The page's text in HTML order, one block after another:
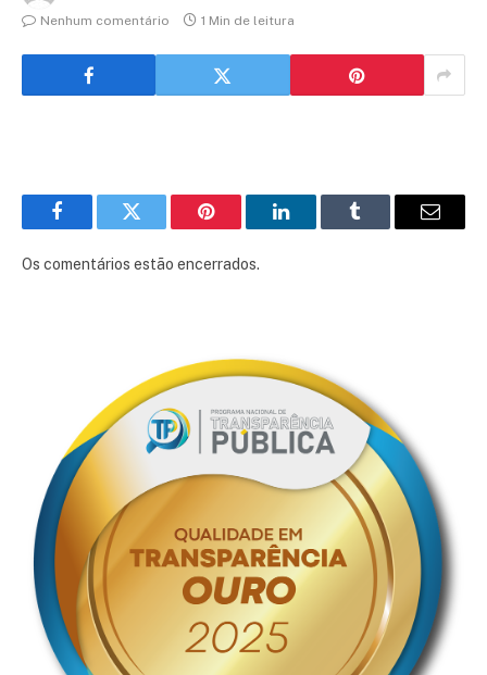
Nenhum comentário
1 Min de leitura
FacebookTwitter Pinterest LinkedInTumblr
E-
Os comentários estão encerrados.